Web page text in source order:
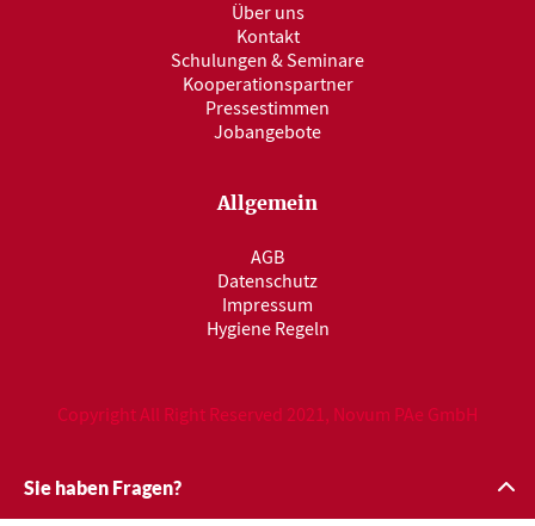
Über uns
Kontakt
Schulungen & Seminare
Kooperationspartner
Pressestimmen
Jobangebote
Allgemein
AGB
Datenschutz
Impressum
Hygiene Regeln
Copyright All Right Reserved 2021, Novum PAe GmbH
Sie haben Fragen?